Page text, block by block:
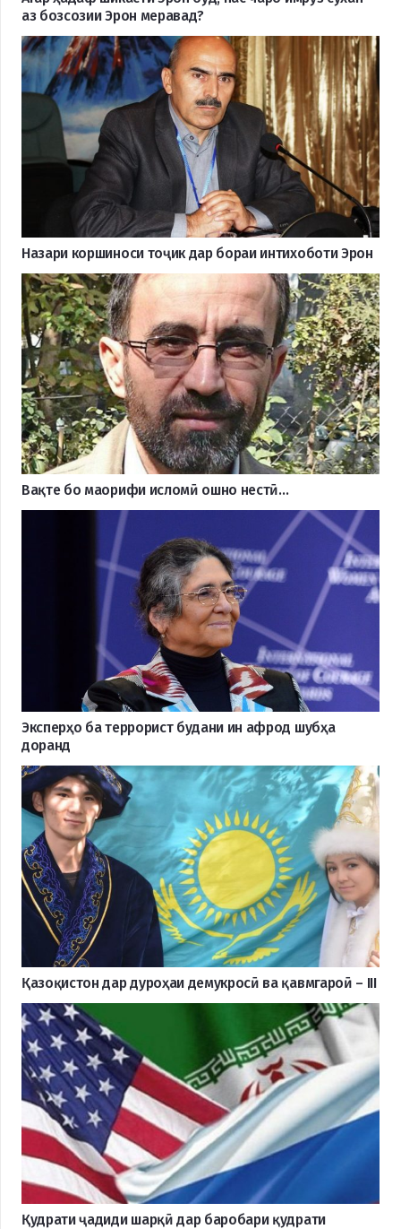
аз бозсозии Эрон меравад?
Назари коршиноси тоҷик дар бораи интихоботи Эрон
Вақте бо маорифи исломӣ ошно нестӣ…
Эксперҳо ба террорист будани ин афрод шубҳа
доранд
Қазоқистон дар дуроҳаи демукросӣ ва қавмгароӣ – III
Қудрати ҷадиди шарқӣ дар баробари қудрати